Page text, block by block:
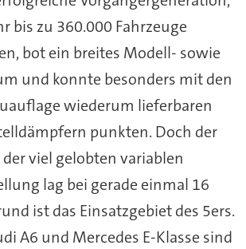
bis zu 360.000 Fahrzeuge
bot ein breites Modell- sowie
und konnte besonders mit den
wiederum lieferbaren
punkten. Doch der
viel gelobten variablen
lag bei gerade einmal 16
ist das Einsatzgebiet des 5ers.
A6 und Mercedes E-Klasse sind